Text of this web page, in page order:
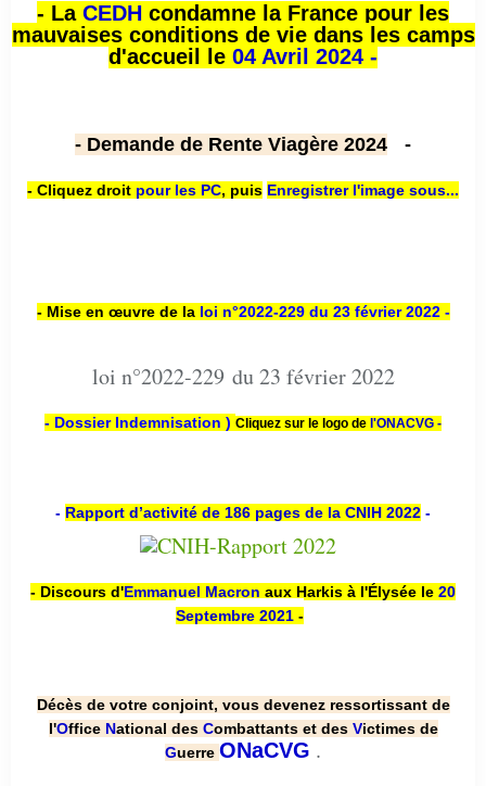
- La CEDH condamne la France pour les
mauvaises conditions de vie dans les camps
d'accueil le 04 Avril 2024 -
- Demande de Rente Viagère 2024 -
- Cliquez droit pour les PC, puis Enregistrer l'image sous...
- Mise en œuvre de la loi n°2022-229 du 23 février 2022 -
loi n°2022-229 du 23 février 2022
- Dossier Indemnisation ) Cliquez sur le logo de l'ONACVG -
- Rapport d’activité de 186 pages de la CNIH 2022 -
- Discours d'Emmanuel Macron aux Harkis à l'Élysée le 20
Septembre 2021 -
Décès de votre conjoint, vous devenez ressortissant de
l'Office National des Combattants et des Victimes de
Guerre ONaCVG .